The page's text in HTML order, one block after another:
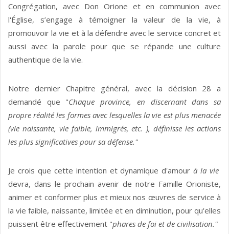
Congrégation, avec Don Orione et en communion avec
l'Église, s’engage à témoigner la valeur de la vie, à
promouvoir la vie et à la défendre avec le service concret et
aussi avec la parole pour que se répande une culture
authentique de la vie.
Notre dernier Chapitre général, avec la décision 28 a
demandé que "Chaque province, en discernant dans sa
propre réalité les formes avec lesquelles la vie est plus menacée
(vie naissante, vie faible, immigrés, etc. ), définisse les actions
les plus significatives pour sa défense."
Je crois que cette intention et dynamique d'amourà la vie
devra, dans le prochain avenir de notre Famille Orioniste,
animer et conformer plus et mieux nos œuvres de service à
la vie faible, naissante, limitée et en diminution, pour qu'elles
puissent être effectivement "phares de foi et de civilisation."